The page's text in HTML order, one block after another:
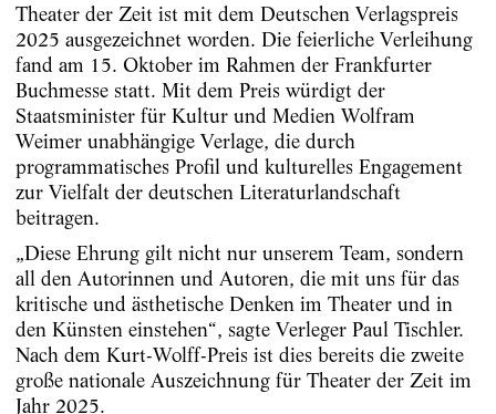
Theater der Zeit ist mit dem Deutschen Verlagspreis
2025 ausgezeichnet worden. Die feierliche Verleihung
fand am 15. Oktober im Rahmen der Frankfurter
Buchmesse statt. Mit dem Preis würdigt der
Staatsminister für Kultur und Medien Wolfram
Weimer unabhängige Verlage, die durch
programmatisches Profil und kulturelles Engagement
zur Vielfalt der deutschen Literaturlandschaft
beitragen.
„Diese Ehrung gilt nicht nur unserem Team, sondern
all den Autorinnen und Autoren, die mit uns für das
kritische und ästhetische Denken im Theater und in
den Künsten einstehen“, sagte Verleger Paul Tischler.
Nach dem Kurt-Wolff-Preis ist dies bereits die zweite
große nationale Auszeichnung für Theater der Zeit im
Jahr 2025.